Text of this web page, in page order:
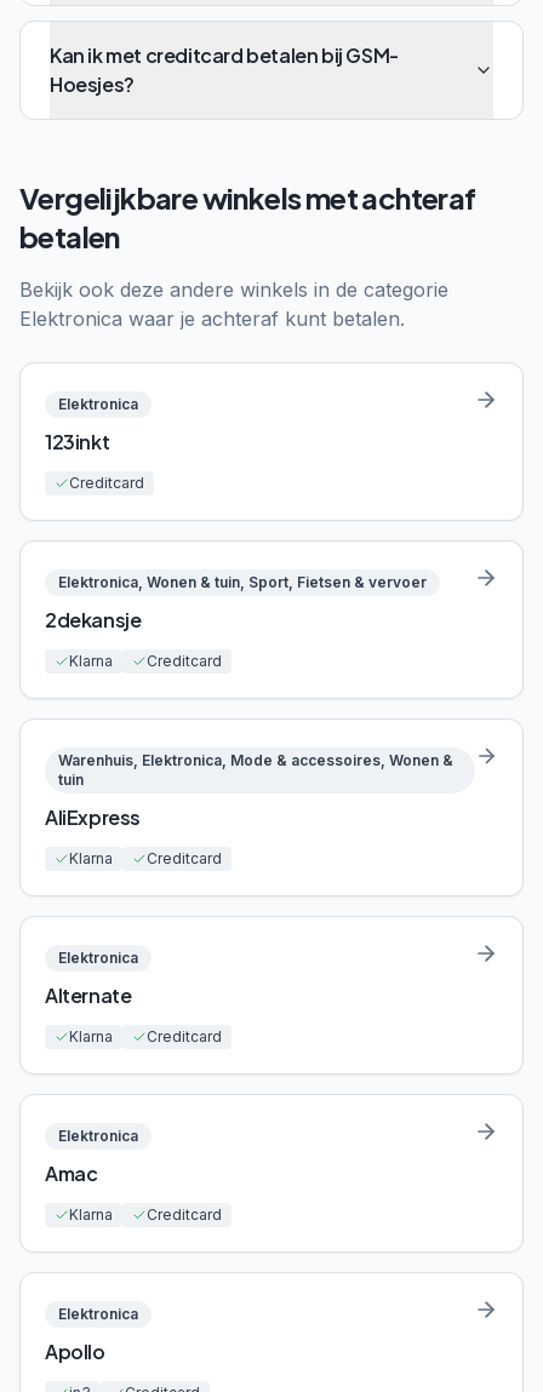
Kan ik met creditcard betalen bij GSM-
Hoesjes?
Vergelijkbare winkels met achteraf
betalen
Bekijk ook deze andere winkels in de categorie
Elektronica waar je achteraf kunt betalen.
Elektronica
123inkt
Creditcard
Elektronica, Wonen & tuin, Sport, Fietsen & vervoer
2dekansje
Klarna Creditcard
Warenhuis, Elektronica, Mode & accessoires, Wonen &
tuin
AliExpress
Klarna Creditcard
Elektronica
Alternate
Klarna Creditcard
Elektronica
Amac
Klarna Creditcard
Elektronica
Apollo